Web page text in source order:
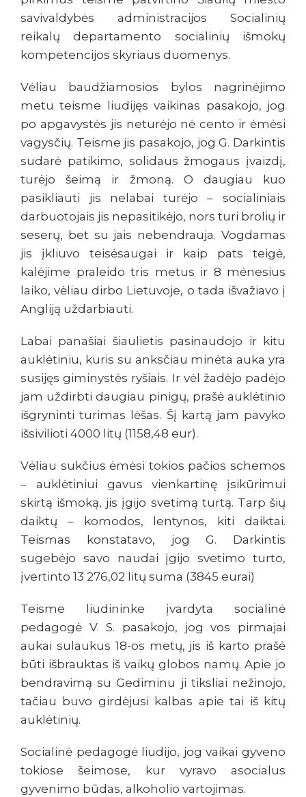
savivaldybės administracijos Socialinių
reikalų departamento socialinių išmokų
kompetencijos skyriaus duomenys.
Vėliau baudžiamosios bylos nagrinėjimo
metu teisme liudijęs vaikinas pasakojo, jog
po apgavystės jis neturėjo nė cento ir ėmėsi
vagysčių. Teisme jis pasakojo, jog G. Darkintis
sudarė patikimo, solidaus žmogaus įvaizdį,
turėjo šeimą ir žmoną. O daugiau kuo
pasikliauti jis nelabai turėjo – socialiniais
darbuotojais jis nepasitikėjo, nors turi brolių ir
seserų, bet su jais nebendrauja. Vogdamas
jis įkliuvo teisėsaugai ir kaip pats teigė,
kalėjime praleido tris metus ir 8 mėnesius
laiko, vėliau dirbo Lietuvoje, o tada išvažiavo į
Angliją uždarbiauti.
Labai panašiai šiaulietis pasinaudojo ir kitu
auklėtiniu, kuris su anksčiau minėta auka yra
susijęs giminystės ryšiais. Ir vėl žadėjo padėjo
jam uždirbti daugiau pinigų, prašė auklėtinio
išgryninti turimas lėšas. Šį kartą jam pavyko
išsivilioti 4000 litų (1158,48 eur).
Vėliau sukčius ėmėsi tokios pačios schemos
– auklėtiniui gavus vienkartinę įsikūrimui
skirtą išmoką, jis įgijo svetimą turtą. Tarp šių
daiktų – komodos, lentynos, kiti daiktai.
Teismas konstatavo, jog G. Darkintis
sugebėjo savo naudai įgijo svetimo turto,
įvertinto 13 276,02 litų suma (3845 eurai)
Teisme liudininke įvardyta socialinė
pedagogė V. S. pasakojo, jog vos pirmajai
aukai sulaukus 18-os metų, jis iš karto prašė
būti išbrauktas iš vaikų globos namų. Apie jo
bendravimą su Gediminu ji tiksliai nežinojo,
tačiau buvo girdėjusi kalbas apie tai iš kitų
auklėtinių.
Socialinė pedagogė liudijo, jog vaikai gyveno
tokiose šeimose, kur vyravo asocialus
gyvenimo būdas, alkoholio vartojimas.